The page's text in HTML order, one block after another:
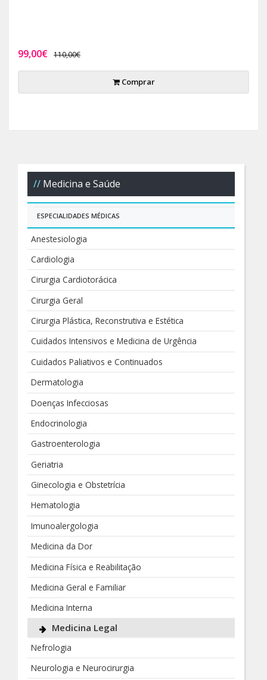
99,00€ 110,00€
Comprar
Medicina e Saúde
ESPECIALIDADES MÉDICAS
Anestesiologia
Cardiologia
Cirurgia Cardiotorácica
Cirurgia Geral
Cirurgia Plástica, Reconstrutiva e Estética
Cuidados Intensivos e Medicina de Urgência
Cuidados Paliativos e Continuados
Dermatologia
Doenças Infecciosas
Endocrinologia
Gastroenterologia
Geriatria
Ginecologia e Obstetrícia
Hematologia
Imunoalergologia
Medicina da Dor
Medicina Física e Reabilitação
Medicina Geral e Familiar
Medicina Interna
Medicina Legal
Nefrologia
Neurologia e Neurocirurgia